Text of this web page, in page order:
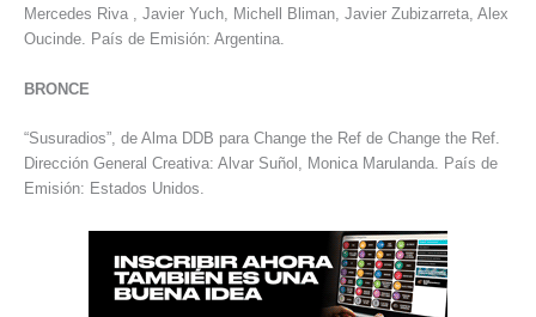
Mercedes Riva , Javier Yuch, Michell Bliman, Javier Zubizarreta, Alex
Oucinde. País de Emisión: Argentina.
BRONCE
“Susuradios”, de Alma DDB para Change the Ref de Change the Ref.
Dirección General Creativa: Alvar Suñol, Monica Marulanda. País de
Emisión: Estados Unidos.